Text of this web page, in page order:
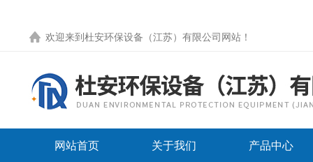
欢迎来到 杜安环保设备（江苏）有限公司网站 ！
网站首页 关于我们 产品中心